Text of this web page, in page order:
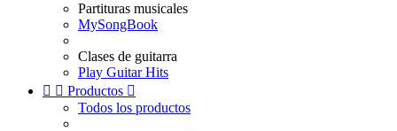
Partituras musicales
MySongBook
Clases de guitarra
Play Guitar Hits
  Productos 
Todos los productos